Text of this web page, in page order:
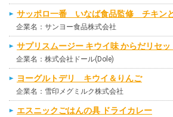
サッポロ一番 いなば食品監修 チキン
企業名：サンヨー食品株式会社
サプリスムージー キウイ味 からだリセッ
企業名：株式会社ドール(Dole)
ヨーグルトデリ キウイ＆りんご
企業名：雪印メグミルク株式会社
エスニックごはんの具 ドライカレー